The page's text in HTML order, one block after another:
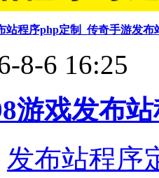
站程序php定制_传奇手游发
8-6 16:25
游戏发布
发布站程序